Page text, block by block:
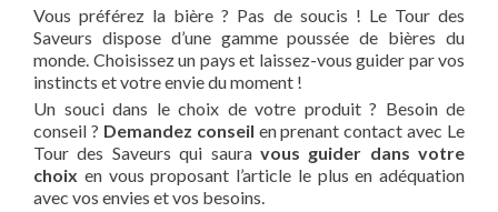
Vous préférez la bière ? Pas de soucis ! Le Tour des
Saveurs dispose d’une gamme poussée de bières du
monde. Choisissez un pays et laissez-vous guider par vos
instincts et votre envie du moment !
Un souci dans le choix de votre produit ? Besoin de
conseil ? Demandez conseil en prenant contact avec Le
Tour des Saveurs qui saura vous guider dans votre
choix en vous proposant l’article le plus en adéquation
avec vos envies et vos besoins.